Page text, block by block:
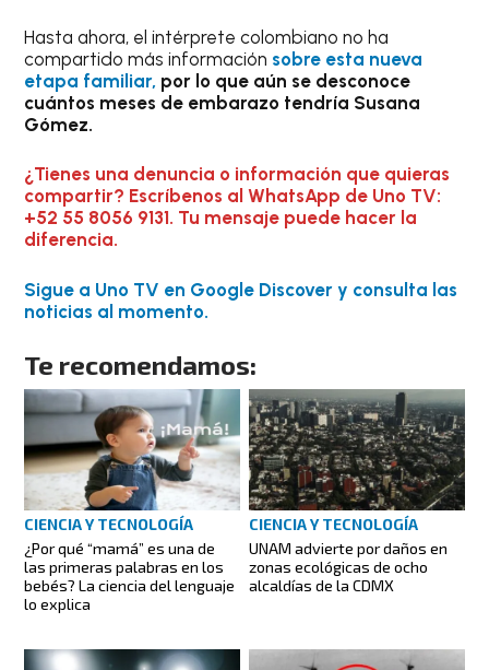
Hasta ahora, el intérprete colombiano no ha
compartido más información sobre esta nueva
etapa familiar, por lo que aún se desconoce
cuántos meses de embarazo tendría Susana
Gómez.
¿Tienes una denuncia o información que quieras
compartir? Escríbenos al WhatsApp de Uno TV:
+52 55 8056 9131. Tu mensaje puede hacer la
diferencia.
Sigue a Uno TV en Google Discover y consulta las
noticias al momento.
Te recomendamos:
CIENCIA Y TECNOLOGÍA
¿Por qué “mamá” es una de
las primeras palabras en los
bebés? La ciencia del lenguaje
lo explica
CIENCIA Y TECNOLOGÍA
UNAM advierte por daños en
zonas ecológicas de ocho
alcaldías de la CDMX